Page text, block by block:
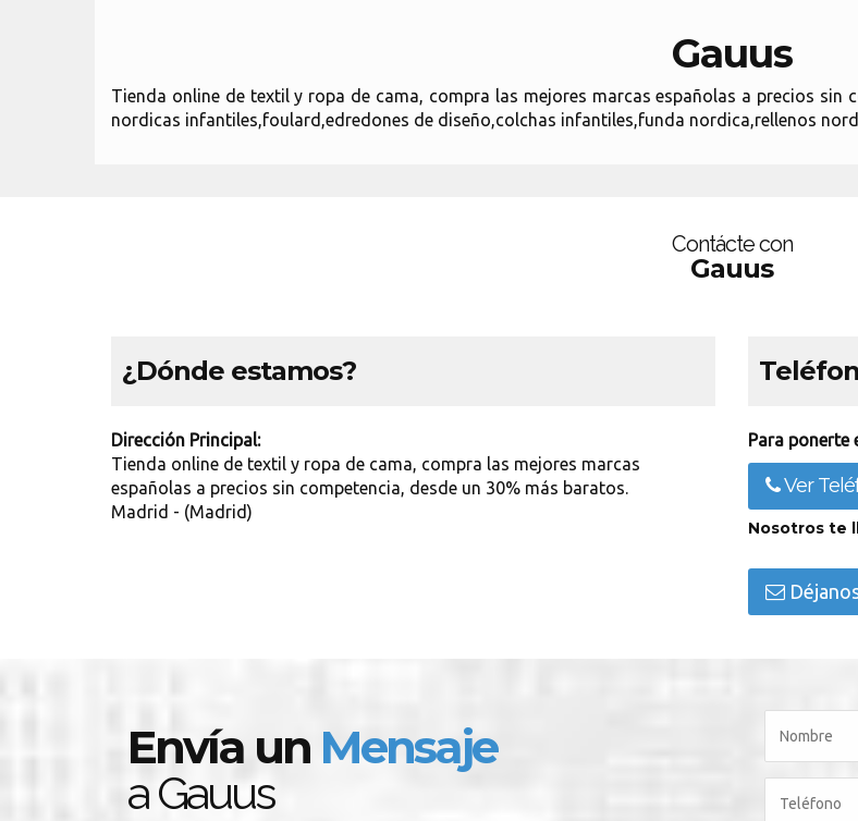
Gauus
Tienda online de textil y ropa de cama, compra las mejores marcas españolas a precios
nordicas infantiles,foulard,edredones de diseño,colchas infantiles,funda nordica,rellenos
Contácte con
Gauus
¿Dónde estamos?
Dirección Principal:
Tienda online de textil y ropa de cama, compra las mejores marcas
españolas a precios sin competencia, desde un 30% más baratos.
Madrid - (Madrid)
Para ponerte
Ver
Nosotros te
Envía un Mensaje
a Gauus